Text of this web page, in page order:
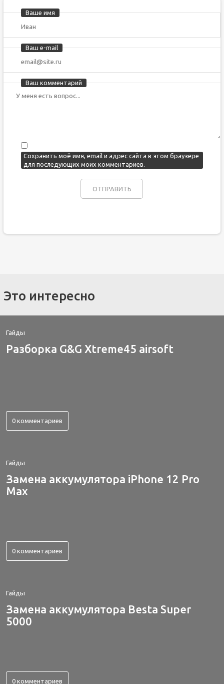
Ваше имя
Ваш e-mail
Ваш комментарий
Сохранить моё имя, email и адрес сайта в этом браузере
для последующих моих комментариев.
Это интересно
Гайды
Разборка G&G Xtreme45 airsoft
0 комментариев
Гайды
Замена аккумулятора iPhone 12 Pro
Max
0 комментариев
Гайды
Замена аккумулятора Besta Super
5000
0 комментариев